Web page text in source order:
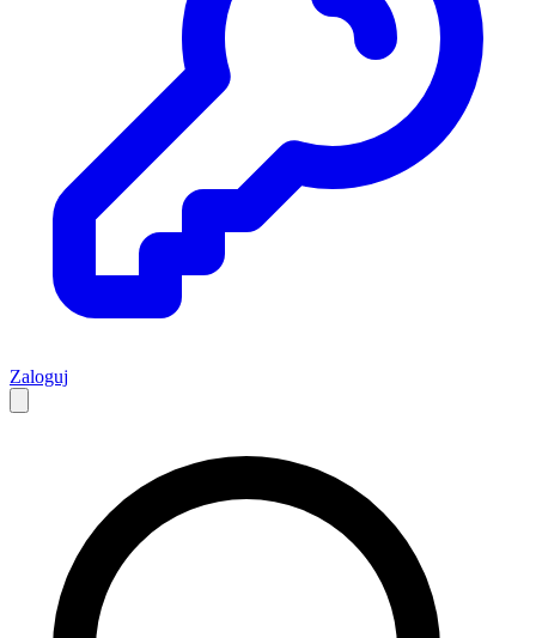
Zaloguj